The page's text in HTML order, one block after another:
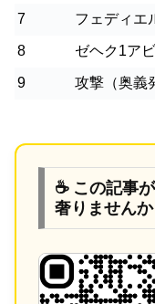
7 フェディエ
8 ゼヘク1アビ
9 攻撃（奥義
☕ この記事
奢りませんか